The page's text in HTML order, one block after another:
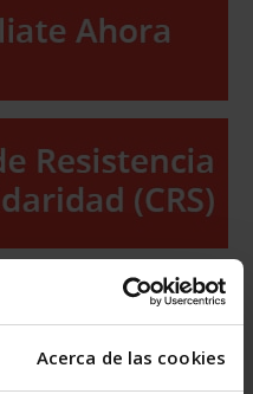
Acerca de las cookies